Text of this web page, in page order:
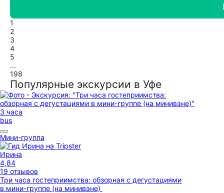
1
2
3
4
5
...
198
Популярные экскурсии в Уфе
3 часа
bus
Мини-группа
Ирина
4,84
19 отзывов
Три часа гостеприимства: обзорная с дегустациями
в мини-группе (на минивэне)